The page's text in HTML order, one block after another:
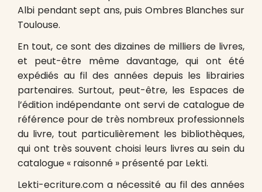
Albi pendant sept ans, puis Ombres Blanches sur
Toulouse.
En tout, ce sont des dizaines de milliers de livres,
et peut-être même davantage, qui ont été
expédiés au fil des années depuis les librairies
partenaires. Surtout, peut-être, les Espaces de
l’édition indépendante ont servi de catalogue de
référence pour de très nombreux professionnels
du livre, tout particulièrement les bibliothèques,
qui ont très souvent choisi leurs livres au sein du
catalogue « raisonné » présenté par Lekti.
Lekti-ecriture.com a nécessité au fil des années